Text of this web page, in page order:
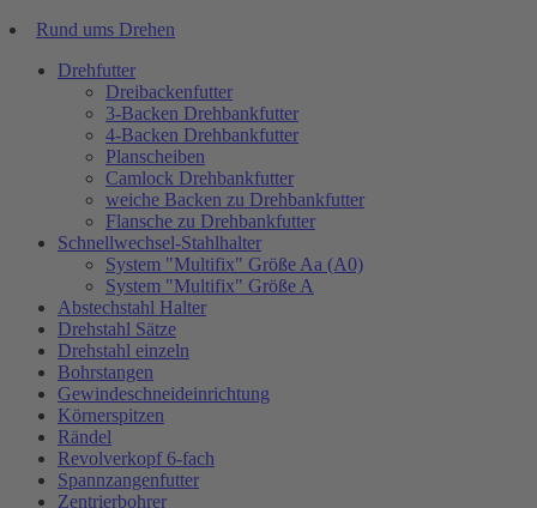
Rund ums Drehen
Drehfutter
Dreibackenfutter
3-Backen Drehbankfutter
4-Backen Drehbankfutter
Planscheiben
Camlock Drehbankfutter
weiche Backen zu Drehbankfutter
Flansche zu Drehbankfutter
Schnellwechsel-Stahlhalter
System "Multifix" Größe Aa (A0)
System "Multifix" Größe A
Abstechstahl Halter
Drehstahl Sätze
Drehstahl einzeln
Bohrstangen
Gewindeschneideinrichtung
Körnerspitzen
Rändel
Revolverkopf 6-fach
Spannzangenfutter
Zentrierbohrer